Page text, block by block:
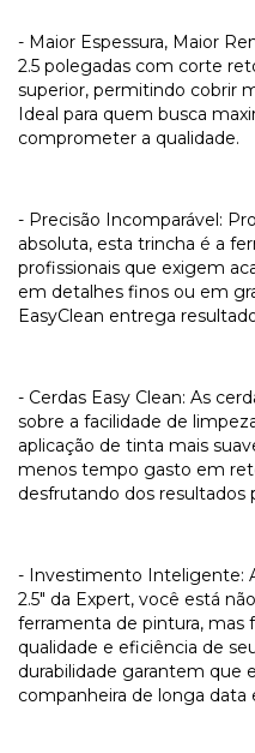
- Maior Espessura, Maior
2.5 polegadas com corte
superior, permitindo cobrir
Ideal para quem busca
comprometer a qualidade.
- Precisão Incomparável:
absoluta, esta trincha é a
profissionais que exigem
em detalhes finos ou em
EasyClean entrega
- Cerdas Easy Clean: As
sobre a facilidade de
aplicação de tinta mais
menos tempo gasto em
desfrutando dos resultados
- Investimento Inteligente:
2.5" da Expert, você está
ferramenta de pintura,
qualidade e eficiência de
durabilidade garantem que
companheira de longa